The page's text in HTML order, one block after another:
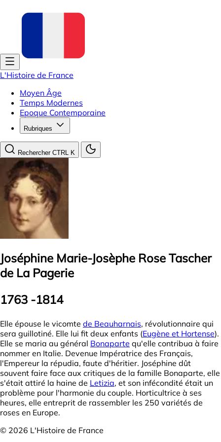
L'Histoire de France
Moyen Âge
Temps Modernes
Epoque Contemporaine
Rubriques
Rechercher CTRL K
Joséphine Marie-Josèphe Rose Tascher
de La Pagerie
1763 -1814
Elle épouse le vicomte de Beauharnais, révolutionnaire qui
sera guillotiné. Elle lui fit deux enfants (Eugène et Hortense).
Elle se maria au général Bonaparte qu'elle contribua à faire
nommer en Italie. Devenue Impératrice des Français,
l'Empereur la répudia, faute d'héritier. Joséphine dût
souvent faire face aux critiques de la famille Bonaparte, elle
s'était attiré la haine de Letizia, et son infécondité était un
problème pour l'harmonie du couple. Horticultrice à ses
heures, elle entreprit de rassembler les 250 variétés de
roses en Europe.
© 2026 L'Histoire de France